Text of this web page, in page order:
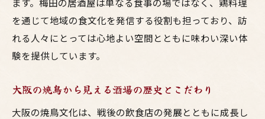
を通じて地域の食文化を発信する役割も担っており、訪
れる人々にとっては心地よい空間とともに味わい深い体
験を提供しています。
大阪の焼鳥から見える酒場の歴史とこだわり
大阪の焼鳥文化は、戦後の飲食店の発展とともに成長し